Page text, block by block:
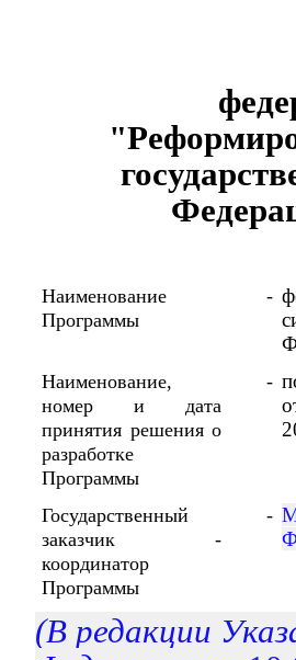
Наименование
Программы
-
Наименование,
номер и дата
принятия решения о
разработке
Программы
-
Государственный
заказчик -
координатор
Программы
-
(В редакции